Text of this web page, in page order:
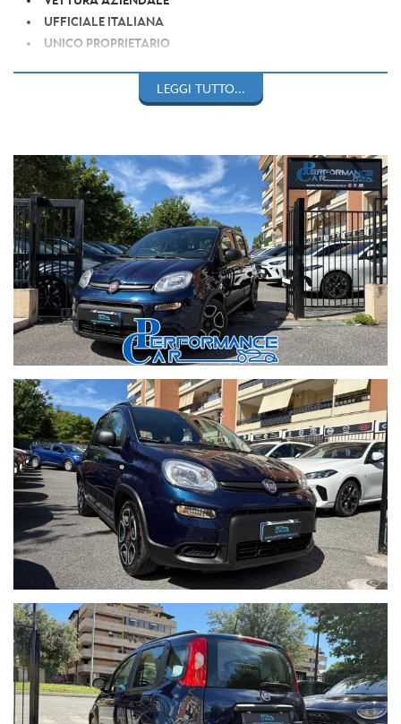
UFFICIALE ITALIANA
UNICO PROPRIETARIO
VETTURA BLU MEDITERRANEO METALLIZZATO
VETTURA OMOLOGATA 5 POSTI
LU CI DIURNE
VETRI ELETTRICI
CHIUSURE CENTRALIZZATE CON IMMOBILIZZATORE E
ANTIFURTO
COMPUTER DI BORDO
VOLANTE MULTIFUNZIONE
COMANDI VOCALI
RADIO CON SCHERMO DIGITALE A COLORI DA 10.1"
TOUCHSCREEN CON COMANDI AL VOLANTE
NAVIGATORE
APPLE CARPLAY
ANDROID AUTO
USB
CLIMATIZZATORE AUTOMATICO
SERVOSTERZO CITY
ASR
4 AIRBAG
START&STOP
6 MARCE
LEGGI TUTTO...